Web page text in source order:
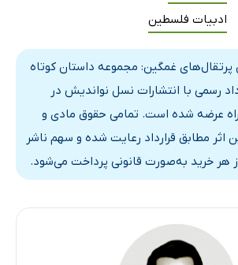
ادبیات فلسطین
غمگین: مجموعه داستان کوتاه
رسمی با انتشارات نسل نواندیش در
عرضه شده است. تمامی حقوق مادی و
اثر مطابق قرارداد رعایت شده و سهم ناشر
هر خرید به‌صورت قانونی پرداخت می‌شود.